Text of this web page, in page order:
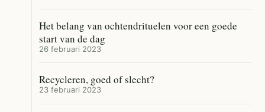
Het belang van ochtendrituelen voor een goede
start van de dag
26 februari 2023
Recycleren, goed of slecht?
23 februari 2023